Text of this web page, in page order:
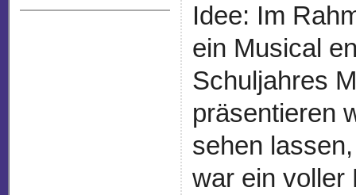
Idee: Im
ein Musical
Schuljahres
präsentieren
sehen
war ein voller